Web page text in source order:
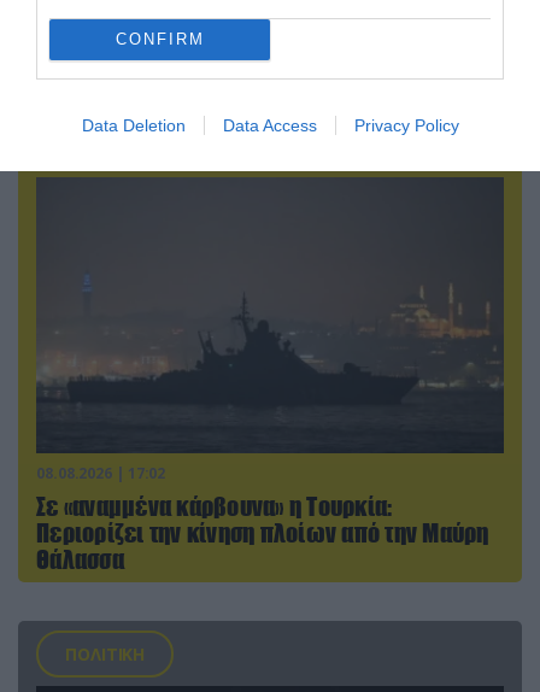
CONFIRM
Data Deletion Data Access Privacy Policy
08.08.2026 | 13:02
Βίντεο: Ρωσική βόμβα FAB-3000 «εξαφανίζει
ουκρανικών δυνάμεων στην Ζαπορίζια
08.08.2026 | 17:02
Σε «αναμμένα κάρβουνα» η Τουρκία:
Περιορίζει την κίνηση πλοίων από την Μαύρη
Θάλασσα
ΠΟΛΙΤΙΚΗ